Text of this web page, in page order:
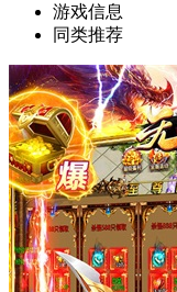
游戏信息
同类推荐